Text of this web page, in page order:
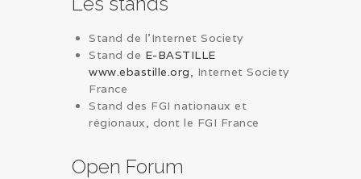
Stand de l’Internet Society
Stand de E-BASTILLE
www.ebastille.org, Internet Society
France
Stand des FGI nationaux et
régionaux, dont le FGI France
Open Forum